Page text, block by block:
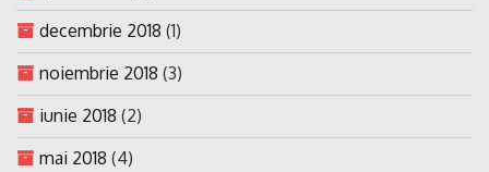
decembrie 2018 (1)
noiembrie 2018 (3)
iunie 2018 (2)
mai 2018 (4)